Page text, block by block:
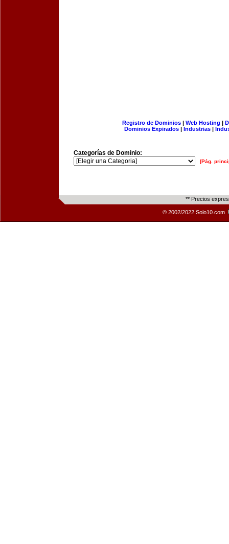
Registro de Dominios| Web Hosting |
Dominios Expirados | Industrias |
Categorías de Dominio:
[Pág.
** Precios
© 2002/2022 Solo10.com